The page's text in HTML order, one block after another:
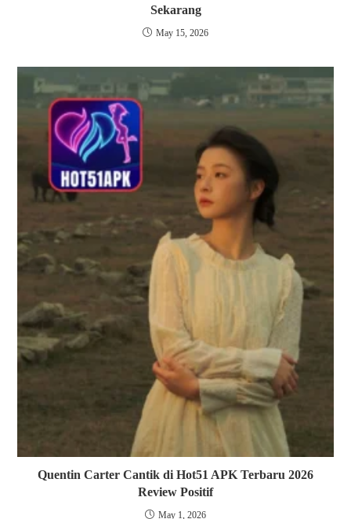
Sekarang
May 15, 2026
Quentin Carter Cantik di Hot51 APK Terbaru 2026
Review Positif
May 1, 2026